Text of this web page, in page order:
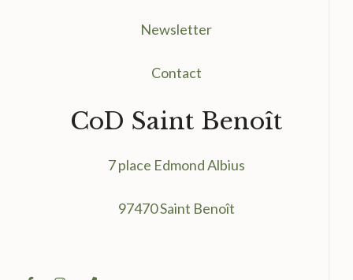
Newsletter
Contact
CoD Saint Benoît
7 place Edmond Albius
97470 Saint Benoît